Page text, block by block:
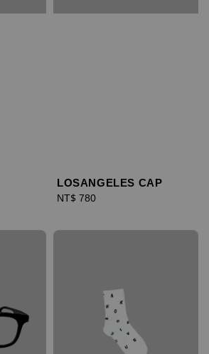
LOSANGELES CAP
Regular
NT$ 780